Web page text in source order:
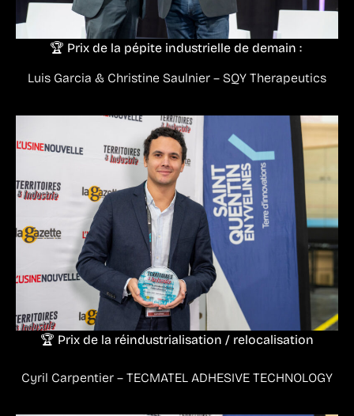
🏆 Prix de la pépite industrielle de demain :
Luis Garcia & Christine Saulnier – SQY Therapeutics
🏆 Prix de la réindustrialisation / relocalisation
Cyril Carpentier – TECMATEL ADHESIVE TECHNOLOGY